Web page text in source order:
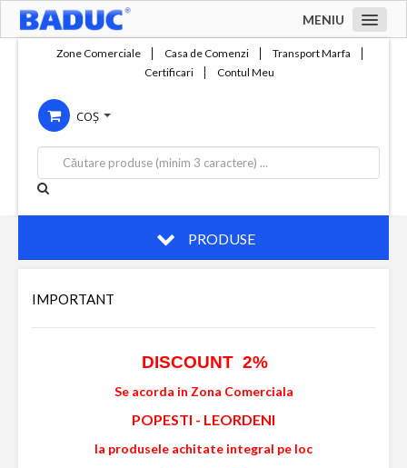
MENIU
Compania
Servicii
Productie
Contact
Zone Comerciale Casa de Comenzi
Transport Marfa
Certificari
Contul Meu
COȘ
PRODUSE
IMPORTANT
DISCOUNT 2%
Se acorda in Zona Comerciala
POPESTI - LEORDENI
la produsele achitate integral pe loc